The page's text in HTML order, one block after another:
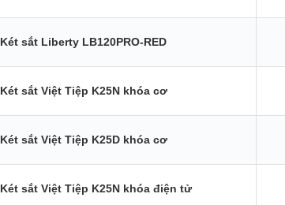
Két sắt Liberty LB120PRO-RED
Két sắt Việt Tiệp K25N khóa cơ
Két sắt Việt Tiệp K25D khóa cơ
Két sắt Việt Tiệp K25N khóa điện tử